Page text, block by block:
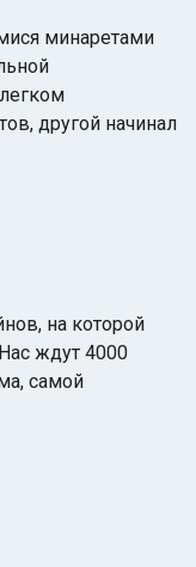
минаретами
другой начинал
на которой
ждут 4000
самой